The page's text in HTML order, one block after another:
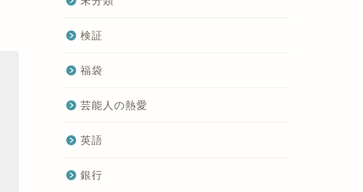
検証
福袋
芸能人の熱愛
英語
銀行